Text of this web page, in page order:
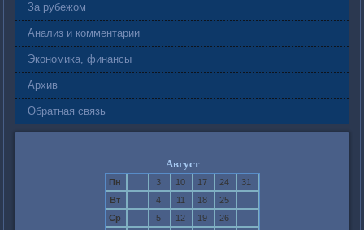
За рубежом
Анализ и комментарии
Экономика, финансы
Архив
Обратная связь
Август
Пн 3 10 17 24
31
Вт
4 11 18
25
Ср
5 12 19
26